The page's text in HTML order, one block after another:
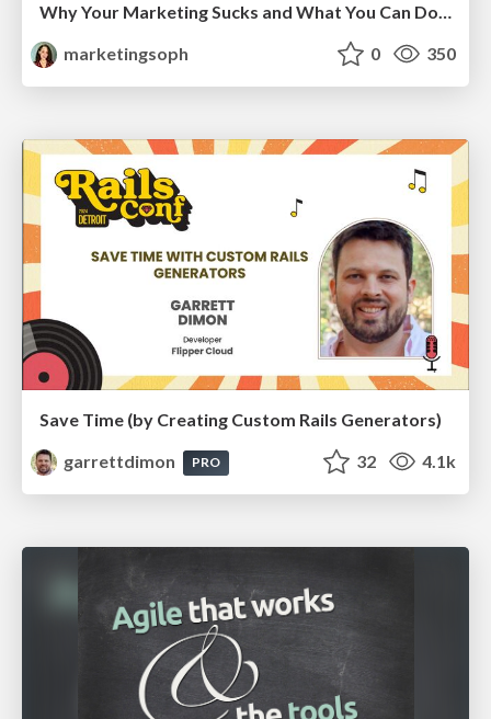
Why Your Marketing Sucks and What You Can Do About It - Sophie Logan
marketingsoph
0 350
Save Time (by Creating Custom Rails Generators)
garrettdimon
PRO 32 4.1k